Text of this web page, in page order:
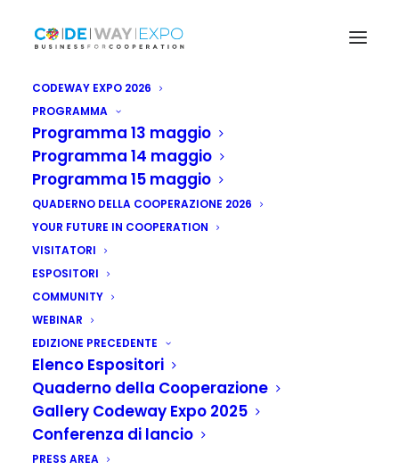
CODEWAY EXPO 2026
PROGRAMMA
Programma 13 maggio
Programma 14 maggio
Programma 15 maggio
QUADERNO DELLA COOPERAZIONE 2026
YOUR FUTURE IN COOPERATION
VISITATORI
ESPOSITORI
COMMUNITY
WEBINAR
EDIZIONE PRECEDENTE
Elenco Espositori
Quaderno della Cooperazione
Gallery Codeway Expo 2025
Conferenza di lancio
PRESS AREA